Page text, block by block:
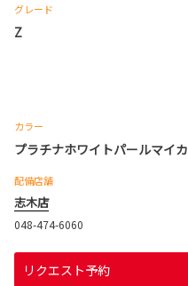
グレード
Z
カラー
プラチナホワイトパールマイカ
配備店舗
志木店
048-474-6060
リクエスト予約